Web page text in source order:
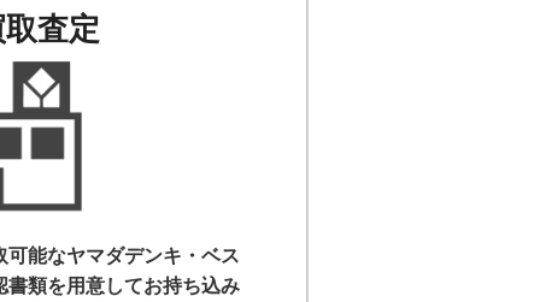
査定
能なヤマダデンキ・ベス
書類を用意してお持ち込み